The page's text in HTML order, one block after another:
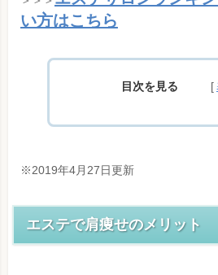
い方はこちら
目次を見る
エステで肩痩せのメリッ
で経過確認
エステならではの施
チベーション維持！
※2019年4月27日更新
エステで肩痩せのメリット